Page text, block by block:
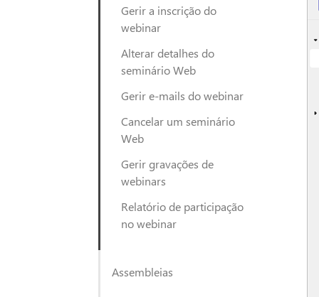
Gerir a inscrição do
webinar
Alterar detalhes do
seminário Web
Gerir e-mails do webinar
Cancelar um seminário
Web
Gerir gravações de
webinars
Relatório de participação
no webinar
Assembleias